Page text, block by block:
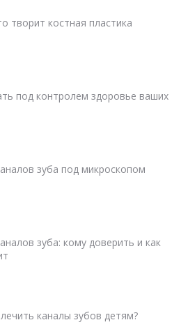
творит костная пластика
под контролем здоровье ваших
зуба под микроскопом
зуба: кому доверить и как
каналы зубов детям?